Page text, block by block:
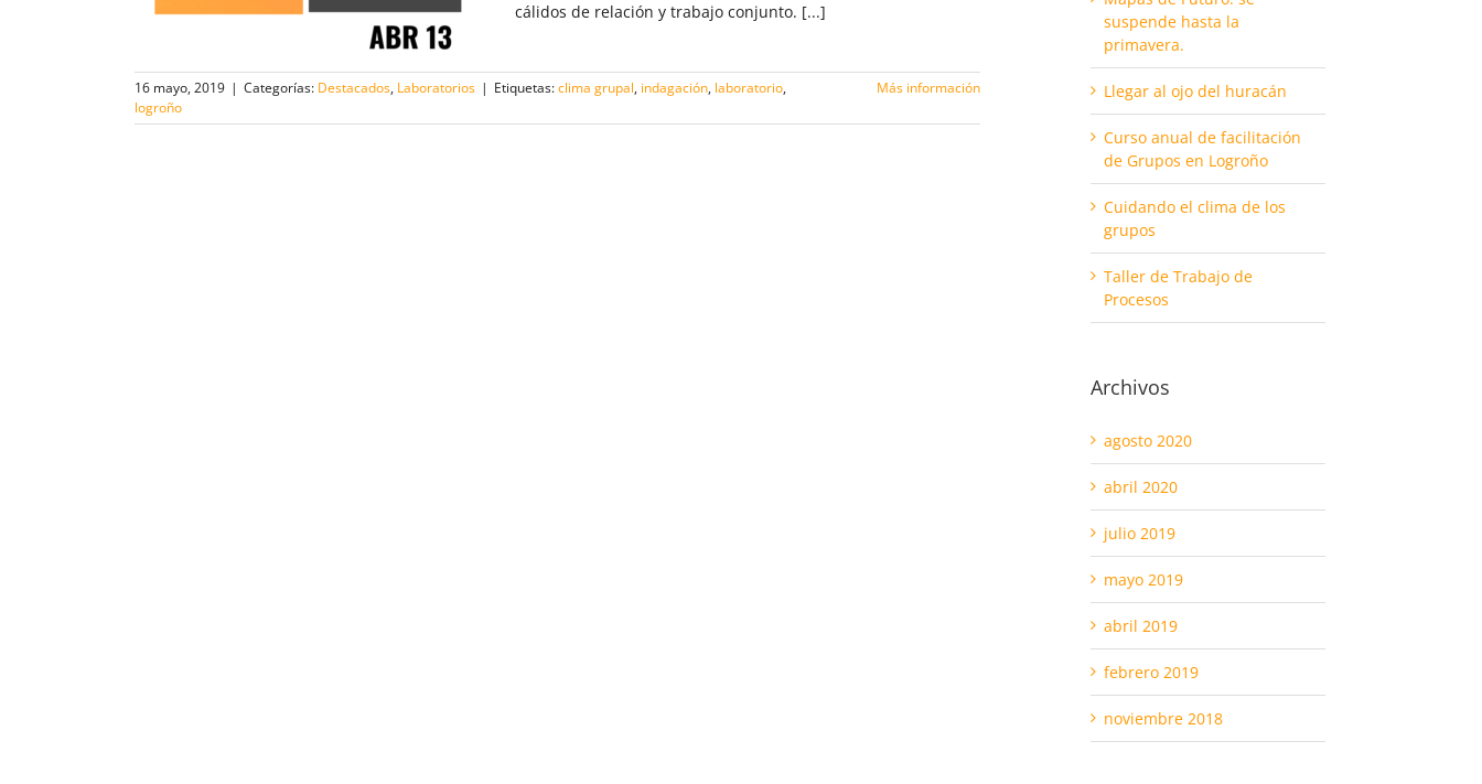
cálidos de relación y trabajo conjunto. [...]
16 mayo, 2019 | Categorías: Destacados, Laboratorios | Etiquetas:clima grupal, indagación, laboratorio,
logroño
Más información
suspende hasta la
primavera.
Llegar al ojo del huracán
Curso anual de facilitación
de Grupos en Logroño
Cuidando el clima de los
grupos
Taller de Trabajo de
Procesos
Archivos
agosto 2020
abril 2020
julio 2019
mayo 2019
abril 2019
febrero 2019
noviembre 2018